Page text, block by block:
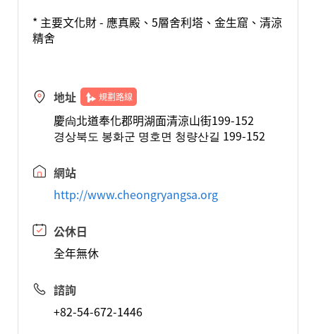
* 主要文化財 - 應真殿、5層舍利塔、金生窟、清涼
精舍
地址 規劃路線
慶尙北道奉化郡明湖面清涼山街199-152
경상북도 봉화군 명호면 청량산길 199-152
網站
http://www.cheongryangsa.org
公休日
全年無休
諮詢
+82-54-672-1446